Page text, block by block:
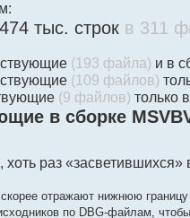
тыс. строк в 311
(193 файла) и в
(109 файлов)
(9 файлов) только
в сборке
раз
отражают нижнюю
по DBG-файлам,